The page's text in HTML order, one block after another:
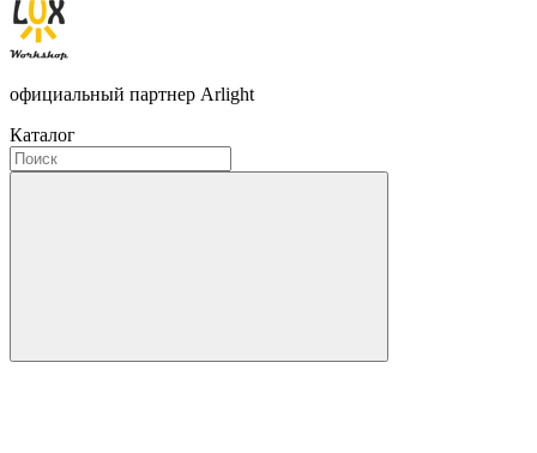
официальный партнер Arlight
Каталог